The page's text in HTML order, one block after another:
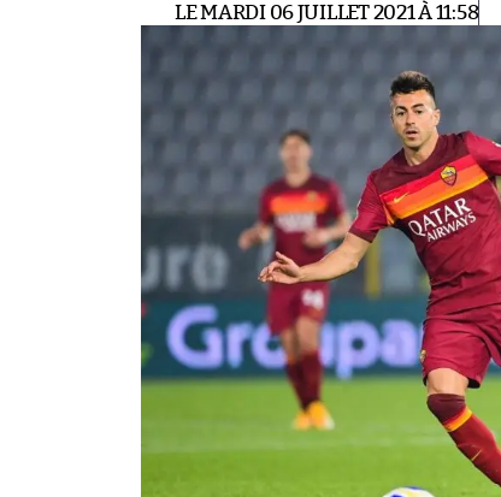
LE MARDI 06 JUILLET 2021 À 11:58